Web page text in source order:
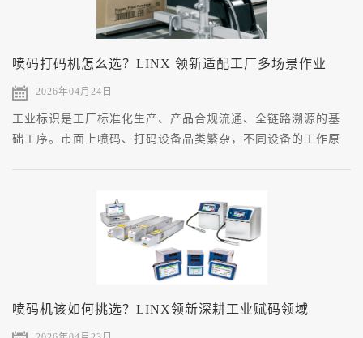
喷码打码机怎么选？LINX 领新适配工厂多场景作业
2026年04月24日
工业标识是工厂标准化生产、产品合规流通、全链路溯源的基
础工序。市面上喷码、打码设备品类繁杂，不同设备的工作原
喷码机该如何挑选？LINX领新深耕工业赋码领域